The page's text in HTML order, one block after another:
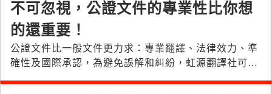
不可忽視，公證文件的專業性比你想
的還重要！
公證文件比一般文件更力求：專業翻譯、法律效力、準
確性及國際承認，為避免誤解和糾紛，虹源翻譯社可協